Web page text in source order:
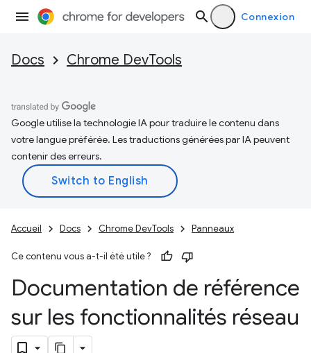
Connexion
Docs Chrome DevTools
Google utilise la technologie IA pour traduire le contenu dans
votre langue préférée. Les traductions générées par IA peuvent
contenir des erreurs.
Accueil Docs Chrome DevTools Panneaux
Ce contenu vous a-t-il été utile ?
Documentation de référence
sur les fonctionnalités réseau